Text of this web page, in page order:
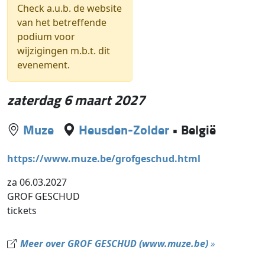
Check a.u.b. de website
van het betreffende
podium voor
wijzigingen m.b.t. dit
evenement.
zaterdag 6 maart 2027
Muze Heusden-Zolder • België
https://www.muze.be/grofgeschud.html
za 06.03.2027
GROF GESCHUD
tickets
Meer over GROF GESCHUD (www.muze.be)»